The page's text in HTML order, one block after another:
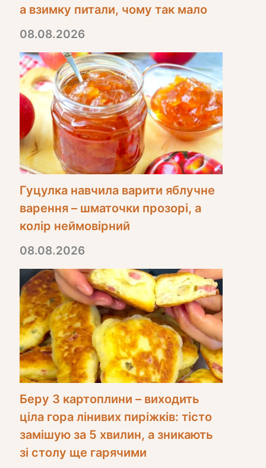
а взимку питали, чому так мало
08.08.2026
Гуцулка навчила варити яблучне
варення – шматочки прозорі, а
колір неймовірний
08.08.2026
Беру 3 картоплини – виходить
ціла гора лінивих пиріжків: тісто
замішую за 5 хвилин, а зникають
зі столу ще гарячими